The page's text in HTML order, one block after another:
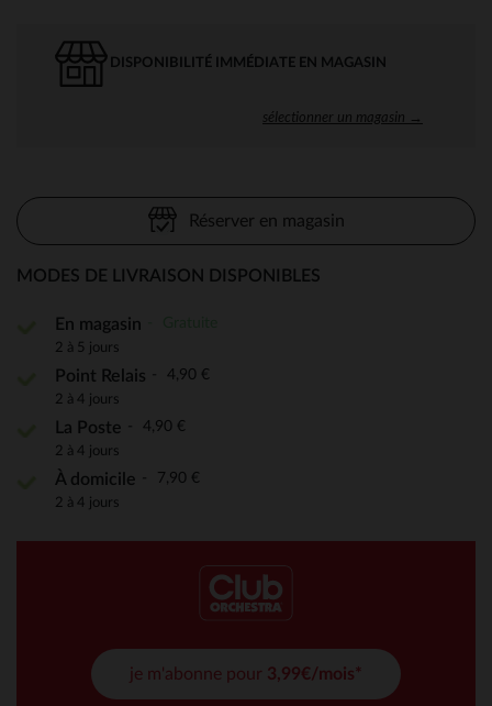
DISPONIBILITÉ IMMÉDIATE EN MAGASIN
sélectionner un magasin →
Réserver en magasin
MODES DE LIVRAISON DISPONIBLES
En magasin
2 à 5 jours
Point Relais 4,90 €
2 à 4 jours
La Poste 4,90 €
2 à 4 jours
À domicile 7,90 €
2 à 4 jours
je m'abonne pour 3,99€/mois*